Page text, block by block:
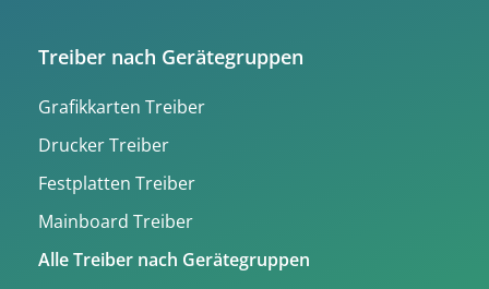
Treiber nach Gerätegruppen
Grafikkarten Treiber
Drucker Treiber
Festplatten Treiber
Mainboard Treiber
Alle Treiber nach Gerätegruppen